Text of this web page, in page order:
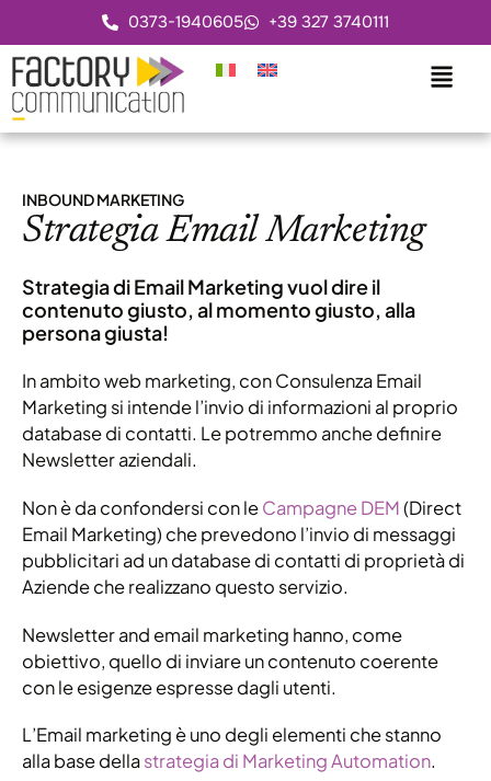
0373-1940605 +39 327 3740111
INBOUND MARKETING
Strategia Email Marketing
Strategia di Email Marketing vuol dire il
contenuto giusto, al momento giusto, alla
persona giusta!
In ambito web marketing, con Consulenza Email
Marketing si intende l’invio di informazioni al proprio
database di contatti. Le potremmo anche definire
Newsletter aziendali.
Non è da confondersi con leCampagne DEM(Direct
Email Marketing) che prevedono l’invio di messaggi
pubblicitari ad un database di contatti di proprietà di
Aziende che realizzano questo servizio.
Newsletter and email marketing hanno, come
obiettivo, quello di inviare un contenuto coerente
con le esigenze espresse dagli utenti.
L’Email marketing è uno degli elementi che stanno
alla base dellastrategia di Marketing Automation.